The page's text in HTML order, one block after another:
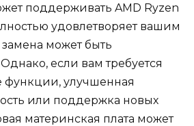
поддерживать AMD Ryzen
удовлетворяет вашим
замена может быть
если вам требуется
функции, улучшенная
или поддержка новых
материнская плата может